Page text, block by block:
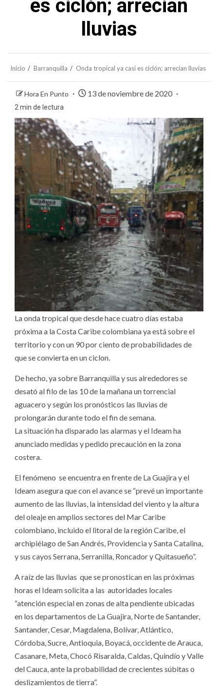
es ciclón; arrecian
lluvias
Inicio Barranquilla Onda tropical ya casi es ciclón; arrecian lluvias
Hora En Punto 13 de noviembre de 2020
2 min de lectura
La onda tropical que desde hace cuatro días estaba
próxima a la Costa Caribe colombiana ya está sobre el
territorio y con un 90 por ciento de probabilidades de
que se convierta en un ciclon.
De hecho, ya sobre Barranquilla y sus alrededores se
desató al filo de las 10 de la mañana un torrencial
aguacero y según los pronósticos las lluvias de
prolongarán durante todo el fin de semana.
La situación ha disparado las alarmas y el Ideam ha
anunciado medidas y pedido precaución en la zona
costera.
El fenómeno se encuentra en frente de La Guajira y el
Ideam asegura que con el avance se “prevé un importante
aumento de las lluvias, la intensidad del viento y la altura
del oleaje en amplios sectores del Mar Caribe
colombiano, incluido el litoral de la región Caribe, el
archipiélago de San Andrés, Providencia y Santa Catalina,
y sus cayos Serrana, Serranilla, Roncador y Quitasueño”.
A raíz de las lluvias que se pronostican en las próximas
horas el Ideam solicita a las autoridades locales
“atención especial en zonas de alta pendiente ubicadas
en los departamentos de La Guajira, Norte de Santander,
Santander, Cesar, Magdalena, Bolívar, Atlántico,
Córdoba, Sucre, Antioquia, Boyacá, occidente de Arauca,
Casanare, Meta, Chocó Risaralda, Caldas, Quindío y Valle
del Cauca, ante la probabilidad de crecientes súbitas o
deslizamientos de tierra”.